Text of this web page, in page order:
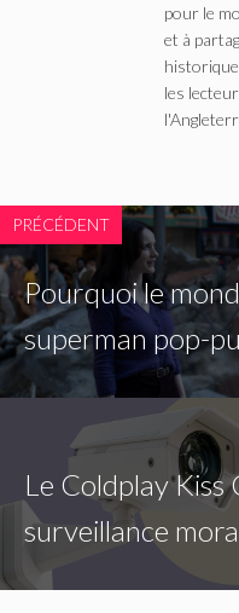
pour le
et à
les
PRÉCÉDENT
Pourquoi le
superman pop-
Le Coldplay Kiss
surveillance